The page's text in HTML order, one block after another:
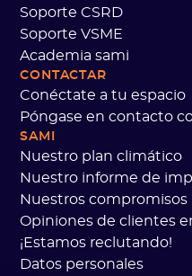
Soporte CSRD
Soporte VSME
Academia sami
CONTACTAR
Conéctate a tu espacio
Póngase en contacto
SAMI
Nuestro plan climático
Nuestro informe de
Nuestros compromisos
Opiniones de clientes
¡Estamos reclutando!
Datos personales